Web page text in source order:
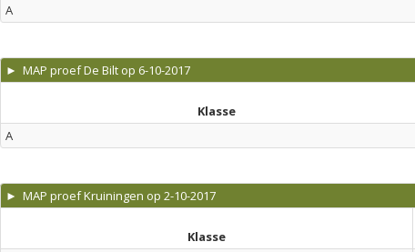
A
► MAP proef De Bilt op 6-10-2017
Klasse
A
► MAP proef Kruiningen op 2-10-2017
Klasse